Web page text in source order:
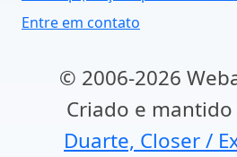
Entre em contato
© 2006-2026
Criado e
Duarte, Closer /